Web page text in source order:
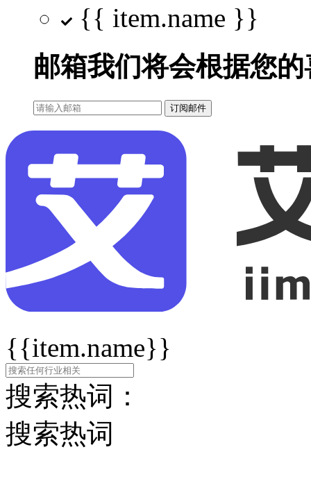
{{ item.name }}
邮箱我们将会根据您
订阅邮件
{{item.name}}
搜索热词：
搜索热词